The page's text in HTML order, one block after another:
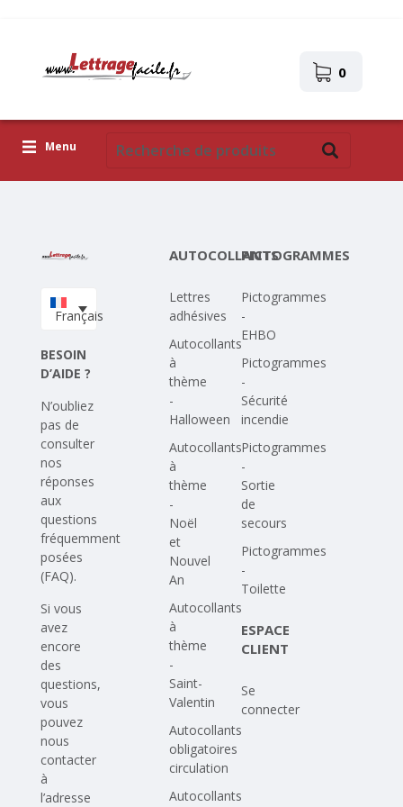
0
Menu
Téléchargez votre propre conception
Français
BESOIN
D’AIDE ?
N’oubliez
pas de
consulter
nos
réponses
aux
questions
fréquemment
posées
(FAQ).
Si vous
avez
encore
des
questions,
vous
pouvez
nous
contacter
à
l’adresse
AUTOCOLLANTS
Lettres
adhésives
Autocollants
à
thème
-
Halloween
Autocollants
à
thème
-
Noël
et
Nouvel
An
Autocollants
à
thème
-
Saint-
Valentin
Autocollants
obligatoires
circulation
Autocollants
PICTOGRAMMES
Pictogrammes
-
EHBO
Pictogrammes
-
Sécurité
incendie
Pictogrammes
-
Sortie
de
secours
Pictogrammes
-
Toilette
ESPACE
CLIENT
Se
connecter